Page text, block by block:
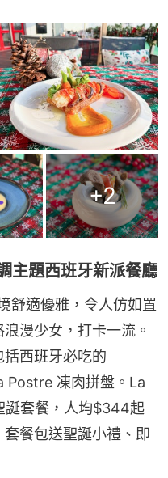
+2
主題西班牙新派餐廳
舒適優雅，令人仿如置
漫少女，打卡一流。
西班牙必吃的
Postre 凍肉拼盤。La
誕套餐，人均$344起
餐包送聖誕小禮、即